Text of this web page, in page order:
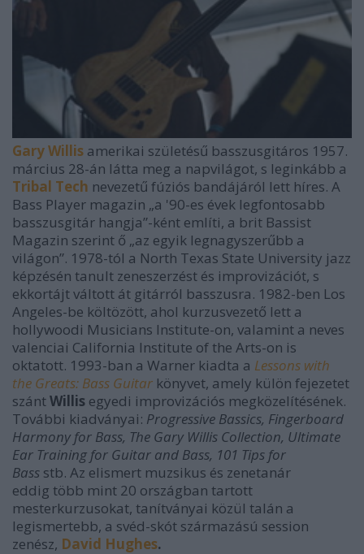
Gary Willis amerikai születésű basszusgitáros 1957.
március 28-án látta meg a napvilágot, s leginkább a
Tribal Tech nevezetű fúziós bandájáról lett híres. A
Bass Player magazin „a '90-es évek legfontosabb
basszusgitár hangja”-ként említi, a brit Bassist
Magazin szerint ő „az egyik legnagyszerűbb a
világon”. 1978-tól a North Texas State University jazz
képzésén tanult zeneszerzést és improvizációt, s
ekkortájt váltott át gitárról basszusra. 1982-ben Los
Angeles-be költözött, ahol kurzusvezető lett a
hollywoodi Musicians Institute-on, valamint a neves
valenciai California Institute of the Arts-on is
oktatott. 1993-ban a Warner kiadta a Lessons with
the Greats: Bass Guitar könyvet, amely külön fejezetet
szántWillis egyedi improvizációs megközelítésének.
További kiadványai: Progressive Bassics, Fingerboard
Harmony for Bass, The Gary Willis Collection, Ultimate
Ear Training for Guitar and Bass, 101 Tips for
Bass stb. Az elismert muzsikus és zenetanár
eddig több mint 20 országban tartott
mesterkurzusokat, tanítványai közül talán a
legismertebb, a svéd-skót származású session
zenész, David Hughes.